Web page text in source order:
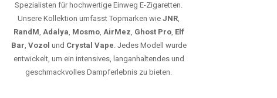
Spezialisten für hochwertige Einweg E-Zigaretten.
Unsere Kollektion umfasst Topmarken wie JNR,
RandM, Adalya, Mosmo, AirMez, Ghost Pro, Elf
Bar, Vozol und Crystal Vape. Jedes Modell wurde
entwickelt, um ein intensives, langanhaltendes und
geschmackvolles Dampferlebnis zu bieten.